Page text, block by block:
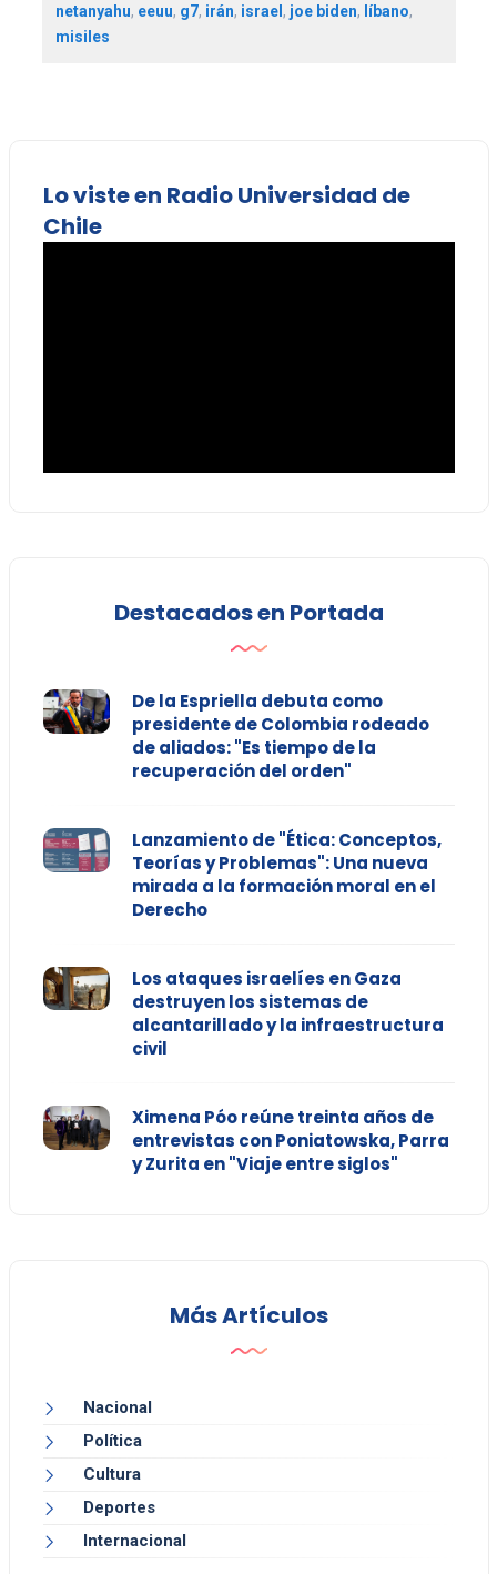
netanyahu, eeuu, g7, irán, israel, joe biden, líbano,
misiles
Lo viste en Radio Universidad de
Chile
Destacados en Portada
De la Espriella debuta como
presidente de Colombia rodeado
de aliados: "Es tiempo de la
recuperación del orden"
Lanzamiento de "Ética: Conceptos,
Teorías y Problemas": Una nueva
mirada a la formación moral en el
Derecho
Los ataques israelíes en Gaza
destruyen los sistemas de
alcantarillado y la infraestructura
civil
Ximena Póo reúne treinta años de
entrevistas con Poniatowska, Parra
y Zurita en "Viaje entre siglos"
Más Artículos
Nacional
Política
Cultura
Deportes
Internacional